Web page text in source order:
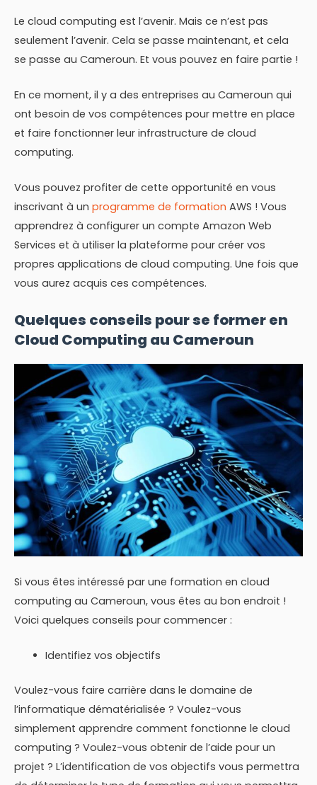
Le cloud computing est l’avenir. Mais ce n’est pas
seulement l’avenir. Cela se passe maintenant, et cela
se passe au Cameroun. Et vous pouvez en faire partie !
En ce moment, il y a des entreprises au Cameroun qui
ont besoin de vos compétences pour mettre en place
et faire fonctionner leur infrastructure de cloud
computing.
Vous pouvez profiter de cette opportunité en vous
inscrivant à un programme de formation AWS ! Vous
apprendrez à configurer un compte Amazon Web
Services et à utiliser la plateforme pour créer vos
propres applications de cloud computing. Une fois que
vous aurez acquis ces compétences.
Quelques conseils pour se former en
Cloud Computing au Cameroun
Si vous êtes intéressé par une formation en cloud
computing au Cameroun, vous êtes au bon endroit !
Voici quelques conseils pour commencer :
Identifiez vos objectifs
Voulez-vous faire carrière dans le domaine de
l’informatique dématérialisée ? Voulez-vous
simplement apprendre comment fonctionne le cloud
computing ? Voulez-vous obtenir de l’aide pour un
projet ? L’identification de vos objectifs vous permettra